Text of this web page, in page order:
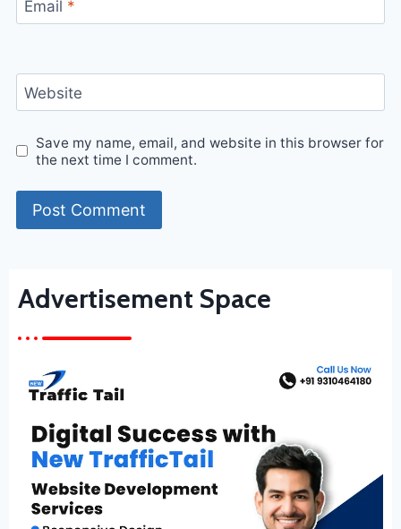
Email *
Website
Save my name, email, and website in this browser for
the next time I comment.
Advertisement Space